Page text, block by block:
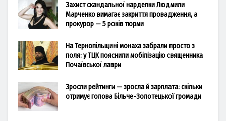
Захист скандальної нардепки Людмили
Марченко вимагає закриття провадження, а
прокурор — 5 років тюрми
На Тернопільщині монаха забрали просто з
поля: у ТЦК пояснили мобілізацію священника
Почаївської лаври
Зросли рейтинги — зросла й зарплата: скільки
отримує голова Більче-Золотецької громади